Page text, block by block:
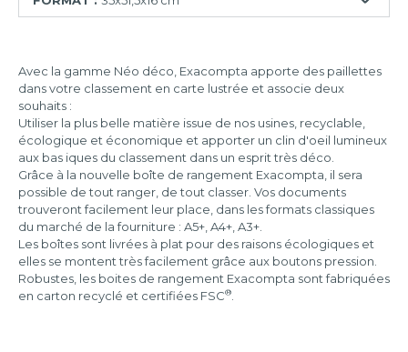
29x38x19
cm
35x51,5x16
Avec la gamme Néo déco, Exacompta apporte des paillettes
dans votre classement en carte lustrée et associe deux
souhaits :
Utiliser la plus belle matière issue de nos usines, recyclable,
écologique et économique et apporter un clin d'oeil lumineux
aux bas iques du classement dans un esprit très déco.
Grâce à la nouvelle boîte de rangement Exacompta, il sera
possible de tout ranger, de tout classer. Vos documents
trouveront facilement leur place, dans les formats classiques
du marché de la fourniture : A5+, A4+, A3+.
Les boîtes sont livrées à plat pour des raisons écologiques et
elles se montent très facilement grâce aux boutons pression.
Robustes, les boites de rangement Exacompta sont fabriquées
en carton recyclé et certifiées FSC®